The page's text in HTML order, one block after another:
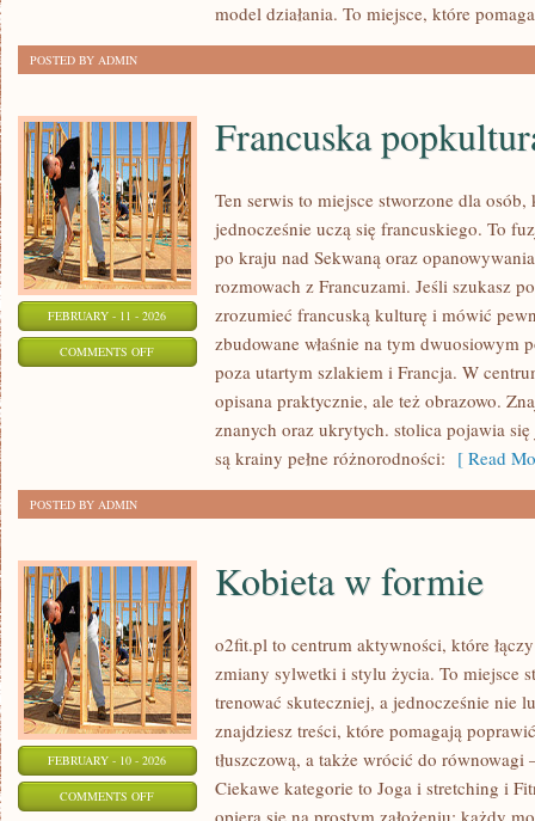
model działania. To miejsce, które
POSTED BY ADMIN
FEBRUARY - 11 - 2026
COMMENTS OFFON
FRANCUSKA
POPKULTURA
Francuska
Ten serwis to miejsce stworzone dla
jednocześnie uczą się francuskiego. To
po kraju nad Sekwaną oraz
rozmowach z Francuzami. Jeśli szukasz
zrozumieć francuską kulturę i mówić
zbudowane właśnie na tym dwuosiowym
poza utartym szlakiem i Francja. W
opisana praktycznie, ale też obrazowo.
znanych oraz ukrytych. stolica pojawia
są krainy pełne różnorodności: [ Read
POSTED BY ADMIN
FEBRUARY - 10 - 2026
COMMENTS OFFON
Kobieta w formie
o2fit.pl to centrum aktywności, które
zmiany sylwetki i stylu życia. To miejsce
trenować skuteczniej, a jednocześnie nie
znajdziesz treści, które pomagają
tłuszczową, a także wrócić do
Ciekawe kategorie to Joga i stretching i
opiera się na prostym założeniu: każdy